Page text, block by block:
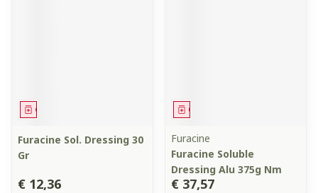
Geneesmiddel
Furacine Sol. Dressing 30
Gr
€ 12,36
Geneesmiddel
Furacine
Furacine Soluble
Dressing Alu 375g Nm
€ 37,57